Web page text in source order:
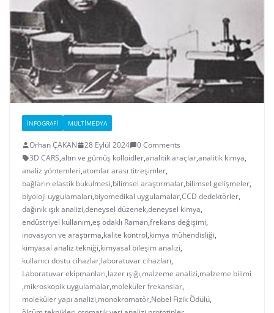
İNFOGRAFI MULTIMEDYA
Orhan ÇAKAN 28 Eylül 2024
0 Comments
3D CARS,altın ve gümüş kolloidler,analitik araçlar,analitik kimya,
analiz yöntemleri,atomlar arası titreşimler,
bağların elastik bükülmesi,bilimsel araştırmalar,bilimsel gelişmeler,
biyoloji uygulamaları,biyomedikal uygulamalar,CCD dedektörler,
dağınık ışık analizi,deneysel düzenek,deneysel kimya,
endüstriyel kullanım,eş odaklı Raman,frekans değişimi,
inovasyon ve araştırma,kalite kontrol,kimya mühendisliği,
kimyasal analiz tekniği,kimyasal bileşim analizi,
kullanıcı dostu cihazlar,laboratuvar cihazları,
Laboratuvar ekipmanları,lazer ışığı,malzeme analizi,malzeme bilimi
,mikroskopik uygulamalar,moleküler frekanslar,
moleküler yapı analizi,monokromatör,Nobel Fizik Ödülü,